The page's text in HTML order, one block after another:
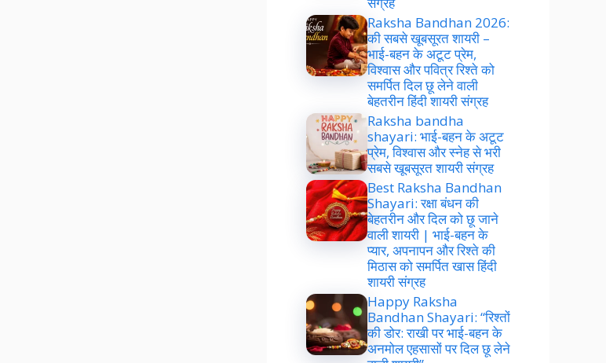
Raksha Bandhan 2026:
की सबसे खूबसूरत शायरी –
भाई-बहन के अटूट प्रेम,
विश्वास और पवित्र रिश्ते को
समर्पित दिल छू लेने वाली
बेहतरीन हिंदी शायरी संग्रह
Raksha bandha
shayari: भाई-बहन के अटूट
प्रेम, विश्वास और स्नेह से भरी
सबसे खूबसूरत शायरी संग्रह
Best Raksha Bandhan
Shayari: रक्षा बंधन की
बेहतरीन और दिल को छू जाने
वाली शायरी | भाई-बहन के
प्यार, अपनापन और रिश्ते की
मिठास को समर्पित खास हिंदी
शायरी संग्रह
Happy Raksha
Bandhan Shayari: “रिश्तों
की डोर: राखी पर भाई-बहन के
अनमोल एहसासों पर दिल छू लेने